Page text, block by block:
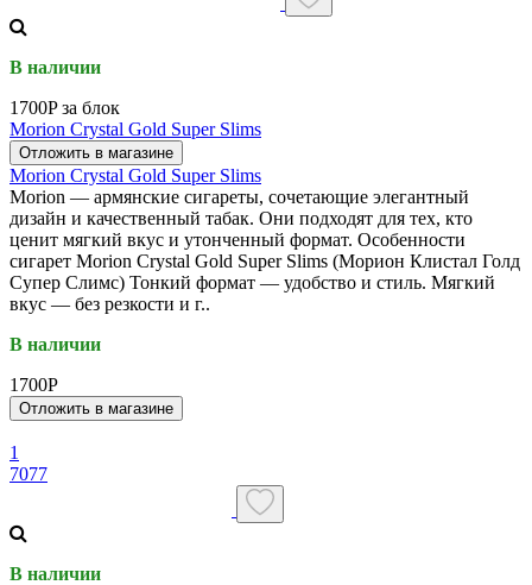
В наличии
1700P за блок
Morion Crystal Gold Super Slims
Отложить в магазине
Morion Crystal Gold Super Slims
Morion — армянские сигареты, сочетающие элегантный
дизайн и качественный табак. Они подходят для тех, кто
ценит мягкий вкус и утонченный формат. Особенности
сигарет Morion Crystal Gold Super Slims (Морион Клистал Голд
Супер Слимс) Тонкий формат — удобство и стиль. Мягкий
вкус — без резкости и г..
В наличии
1700P
Отложить в магазине
1
7077
В наличии